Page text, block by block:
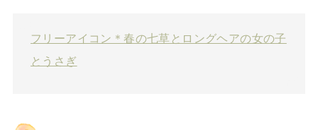
フリーアイコン＊春の七草とロングヘアの女の子
とうさぎ